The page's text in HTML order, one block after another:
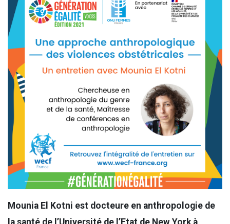
Mounia El Kotni est docteure en anthropologie de
la santé de l’Université de l’Etat de New York à